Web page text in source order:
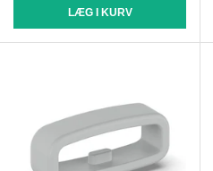
LÆG I KURV